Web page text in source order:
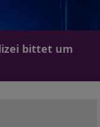
bittet um